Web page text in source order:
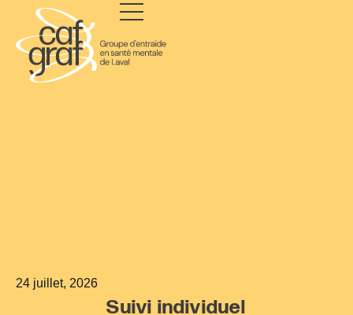
24 juillet, 2026
Suivi individuel